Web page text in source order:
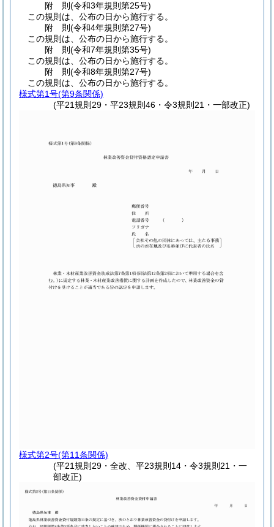
附 則(令和3年規則第25号)
この規則は、公布の日から施行する。
附 則(令和4年規則第27号)
この規則は、公布の日から施行する。
附 則(令和7年規則第35号)
この規則は、公布の日から施行する。
附 則(令和8年規則第27号)
この規則は、公布の日から施行する。
様式第1号(第9条関係)
(平21規則29・平23規則46・令3規則21・一部改正)
様式第2号(第11条関係)
(平21規則29・全改、平23規則14・令3規則21・一
部改正)